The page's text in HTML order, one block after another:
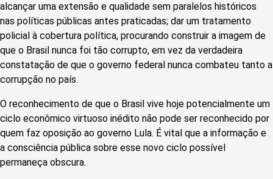
alcançar uma extensão e qualidade sem paralelos históricos
nas políticas públicas antes praticadas; dar um tratamento
policial à cobertura política, procurando construir a imagem de
que o Brasil nunca foi tão corrupto, em vez da verdadeira
constatação de que o governo federal nunca combateu tanto a
corrupção no país.
O reconhecimento de que o Brasil vive hoje potencialmente um
ciclo econômico virtuoso inédito não pode ser reconhecido por
quem faz oposição ao governo Lula. É vital que a informação e
a consciência pública sobre esse novo ciclo possível
permaneça obscura.